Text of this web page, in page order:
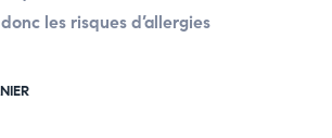
les risques d’allergies